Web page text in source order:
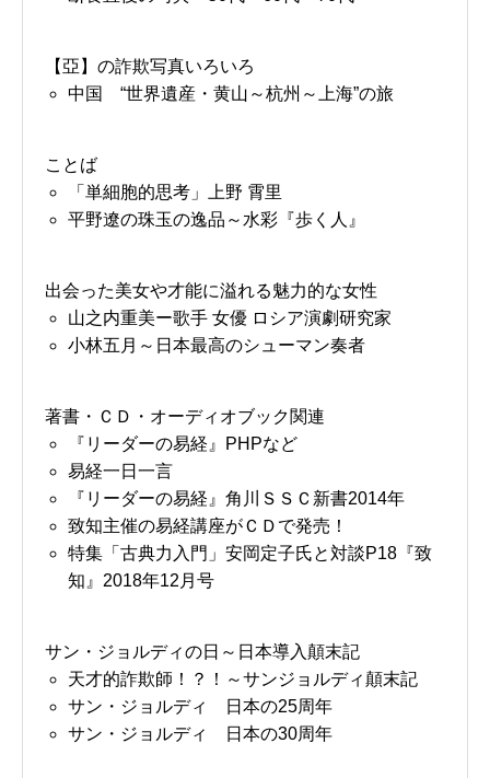
【亞】の詐欺写真いろいろ
中国 “世界遺産・黄山～杭州～上海”の旅
ことば
「単細胞的思考」上野 霄里
平野遼の珠玉の逸品～水彩『歩く人』
出会った美女や才能に溢れる魅力的な女性
山之内重美ー歌手 女優 ロシア演劇研究家
小林五月～日本最高のシューマン奏者
著書・ＣＤ・オーディオブック関連
『リーダーの易経』PHPなど
易経一日一言
『リーダーの易経』角川ＳＳＣ新書2014年
致知主催の易経講座がＣＤで発売！
特集「古典力入門」安岡定子氏と対談P18『致
知』2018年12月号
サン・ジョルディの日～日本導入顛末記
天才的詐欺師！？！～サンジョルディ顛末記
サン・ジョルディ 日本の25周年
サン・ジョルディ 日本の30周年